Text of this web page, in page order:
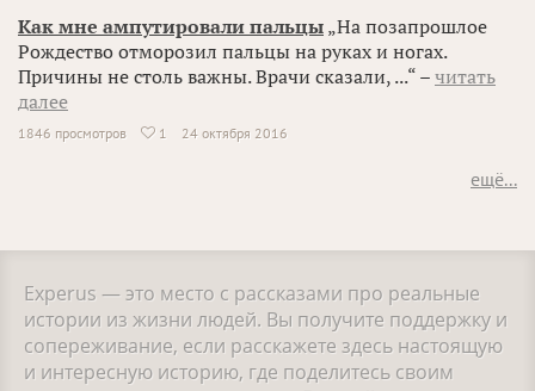
Как мне ампутировали пальцы „На позапрошлое
Рождество отморозил пальцы на руках и ногах.
Причины не столь важны. Врачи сказали, ...“ – читать
далее
1846 просмотров  1 24 октября 2016
ещё...
Experus — это место с рассказами про реальные
истории из жизни людей. Вы получите поддержку и
сопереживание, если расскажете здесь настоящую
и интересную историю, где поделитесь своим